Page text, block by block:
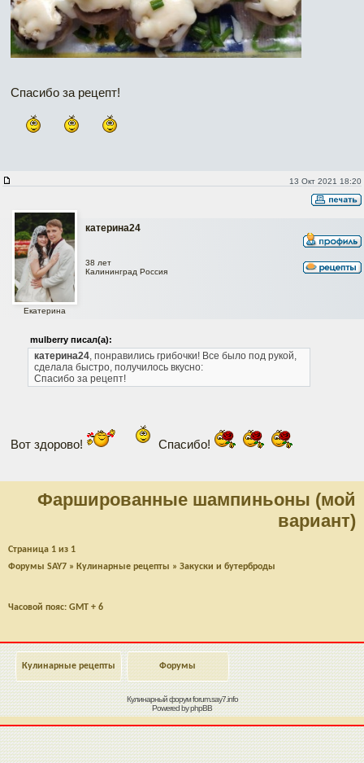
Спасибо за рецепт!
13 Окт 2021 18:20
катерина24
Екатерина
38 лет
Калининград Россия
mulberry писал(а):
катерина24, понравились грибочки! Все было под рукой,
сделала быстро, получилось вкусно:
Спасибо за рецепт!
Вот здорово! Спасибо!
Фаршированные шампиньоны (мой
вариант)
Страница 1 из 1
Форумы SAY7 » Кулинарные рецепты » Закуски и бутерброды
Часовой пояс: GMT + 6
Кулинарные рецепты Форумы
Кулинарный форумforum.say7.info
Powered byphpBB